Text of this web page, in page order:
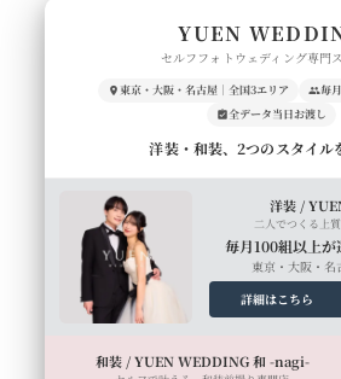
YUEN
セルフフォトウェディング専門
東京・大阪・名古屋｜全国3エリア
毎
全データ当日お渡し
洋装・和装、2つのスタイル
洋装 /
二人でつくる上
毎月100組以上
東京・大阪・
詳細はこちら
和装 / YUEN WEDDING 和 -nagi-